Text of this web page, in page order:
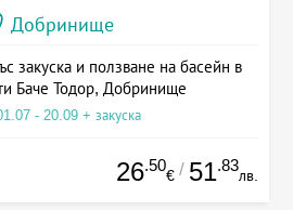
Добринище
закуска и ползване на басейн в
Баче Тодор, Добринище
- 20.09 + закуска
26.50
€ / 51.83
лв.